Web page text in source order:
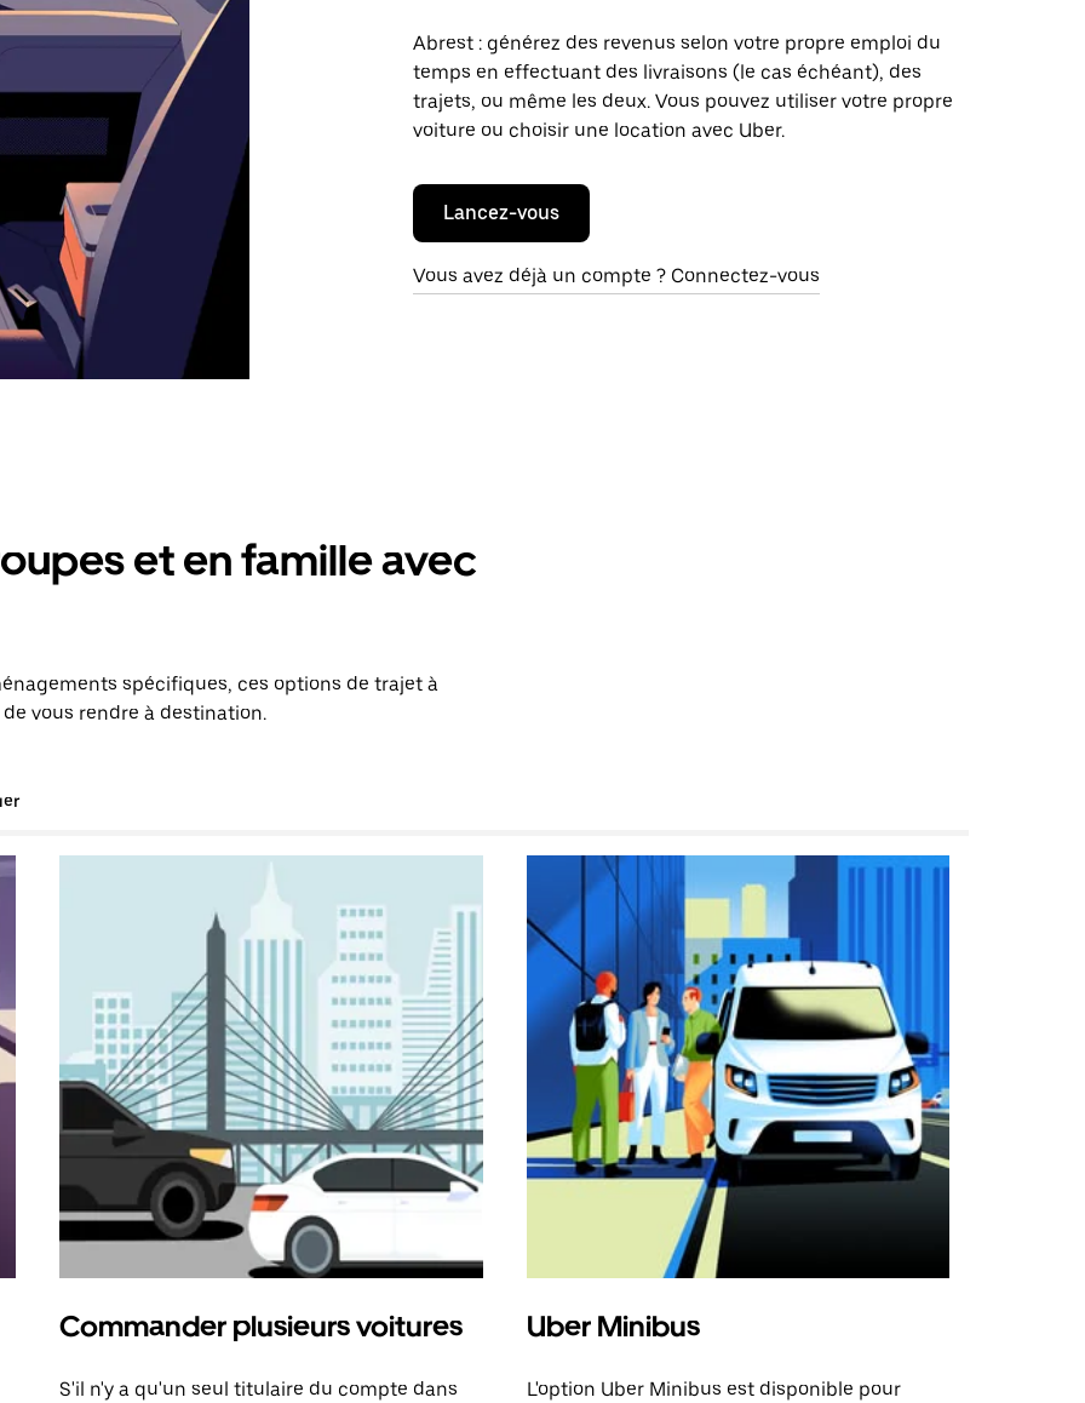
Abrest : générez des revenus selon votre propre emploi du
temps en effectuant des livraisons (le cas échéant), des
trajets, ou même les deux. Vous pouvez utiliser votre propre
voiture ou choisir une location avec Uber.
Lancez-vous
Vous avez déjà un compte ? Connectez-vous
et en famille avec
spécifiques, ces options de trajet à
vous rendre à destination.
Commander plusieurs voitures
S'il n'y a qu'un seul titulaire du compte dans
Uber Minibus
L'option Uber Minibus est disponible pour